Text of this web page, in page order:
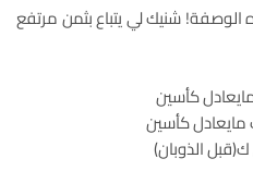
الوصفة! شنيك لي يتباع بثمن مرتفع